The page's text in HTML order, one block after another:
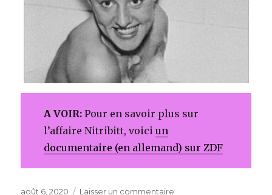
A VOIR: Pour en savoir plus sur
l’affaire Nitribitt, voiciun
documentaire (en allemand) sur ZDF
Publié
août 6, 2020 Laisser un commentaire